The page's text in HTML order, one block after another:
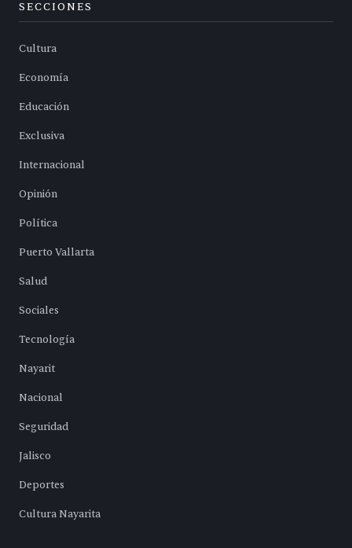
SECCIONES
Cultura
Economía
Educación
Exclusiva
Internacional
Opinión
Política
Puerto Vallarta
Salud
Sociales
Tecnología
Nayarit
Nacional
Seguridad
Jalisco
Deportes
Cultura Nayarita